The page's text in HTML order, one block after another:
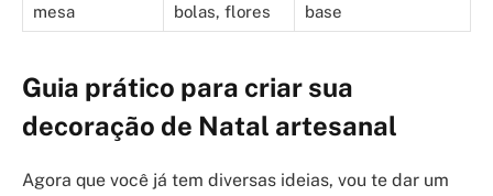
mesa
bolas, flores
base
Guia prático para criar sua
decoração de Natal artesanal
Agora que você já tem diversas ideias, vou te dar um